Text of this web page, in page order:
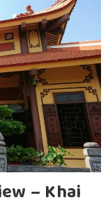
– Khai